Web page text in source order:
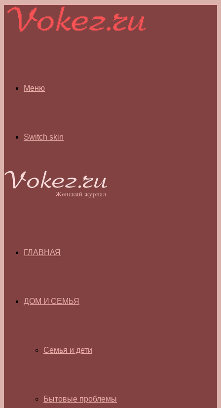
Меню
Switch skin
ГЛАВНАЯ
ДОМ И СЕМЬЯ
Семья и дети
Бытовые проблемы